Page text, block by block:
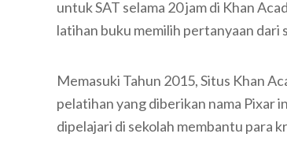
untuk SAT selama 20 jam di Khan
latihan buku memilih pertanyaan
Memasuki Tahun 2015, Situs Khan
pelatihan yang diberikan nama Pixar
dipelajari di sekolah membantu para